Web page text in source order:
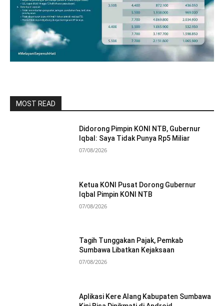
MOST READ
Didorong Pimpin KONI NTB, Gubernur
Iqbal: Saya Tidak Punya Rp5 Miliar
07/08/2026
Ketua KONI Pusat Dorong Gubernur
Iqbal Pimpin KONI NTB
07/08/2026
Tagih Tunggakan Pajak, Pemkab
Sumbawa Libatkan Kejaksaan
07/08/2026
Aplikasi Kere Alang Kabupaten Sumbawa